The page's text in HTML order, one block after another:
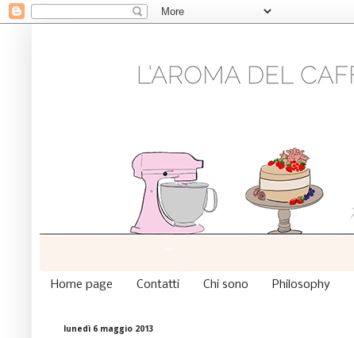
Home page Contatti Chi sono Philosophy
lunedì 6 maggio 2013